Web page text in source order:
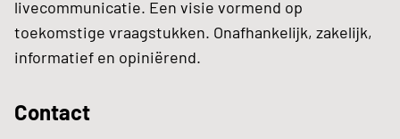
livecommunicatie. Een visie vormend op
toekomstige vraagstukken. Onafhankelijk, zakelijk,
informatief en opiniërend.
Contact